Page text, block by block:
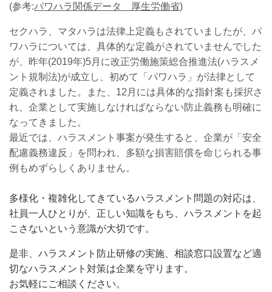
(参考:パワハラ関係データ 厚生労働省)
セクハラ、マタハラは法律上定義もされていましたが、パ
ワハラについては、具体的な定義がされていませんでした
が、昨年(2019年)5月に改正労働施策総合推進法(ハラスメ
ント規制法)が成立し、初めて「パワハラ」が法律として
定義されました。また、12月には具体的な指針案も採択さ
れ、企業として実施しなければならない防止義務も明確に
なってきました。
最近では、ハラスメント事案が発生すると、企業が「安全
配慮義務違反」を問われ、多額な損害賠償を命じられる事
例もめずらしくありません。
多様化・複雑化してきているハラスメント問題の対応は、
社員一人ひとりが、正しい知識をもち、ハラスメントを起
こさないという意識が大切です。
是非、ハラスメント防止研修の実施、相談窓口設置など適
切なハラスメント対策は企業を守ります。
お気軽にご相談ください。